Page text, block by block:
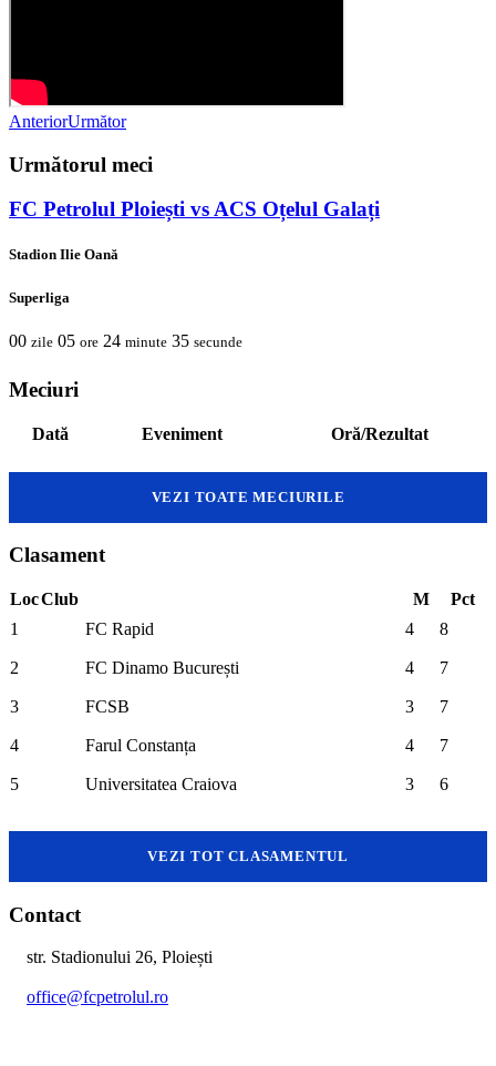
AnteriorUrmător
Următorul meci
FC Petrolul Ploiești vs ACS Oțelul Galați
Stadion Ilie Oană
Superliga
00 zile 05 ore 24 minute 33 secunde
Meciuri
Dată Eveniment Oră/Rezultat
VEZI TOATE MECIURILE
Clasament
LocClub M
Pct
1
FC Rapid 4 8
2 FC Dinamo București 4 7
3 FCSB 3 7
4 Farul Constanța 4 7
5 Universitatea Craiova 3 6
VEZI TOT CLASAMENTUL
Contact
str. Stadionului 26, Ploiești
office@fcpetrolul.ro